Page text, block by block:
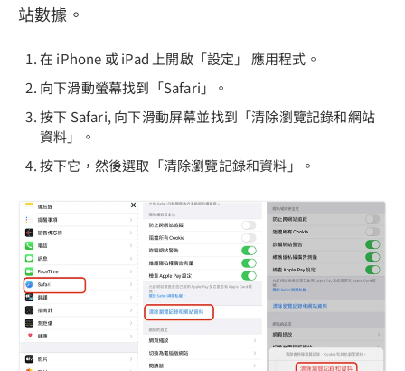
站數據。
在 iPhone 或 iPad 上開啟「設定」 應用程式。
向下滑動螢幕找到「Safari」。
按下 Safari, 向下滑動屏幕並找到「清除瀏覽記錄和網站
資料」。
按下它，然後選取「清除瀏覽記錄和資料」。